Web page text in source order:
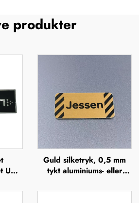
produkter
UV-
Guld silketryk, 0,5 mm
tykt aluminiums- eller
gravering, hævet